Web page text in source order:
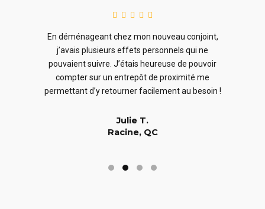
En déménageant chez mon nouveau conjoint,
j’avais plusieurs effets personnels qui ne
pouvaient suivre. J’étais heureuse de pouvoir
compter sur un entrepôt de proximité me
permettant d’y retourner facilement au besoin !
Julie T.
Racine, QC